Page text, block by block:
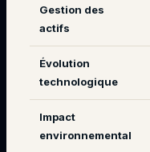
Gestion des
actifs
Évolution
technologique
Impact
environnemental